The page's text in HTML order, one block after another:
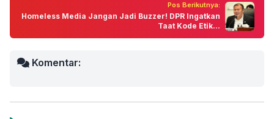
Pos Berikutnya:
Homeless Media Jangan Jadi Buzzer! DPR Ingatkan
Taat Kode Etik...
Komentar: